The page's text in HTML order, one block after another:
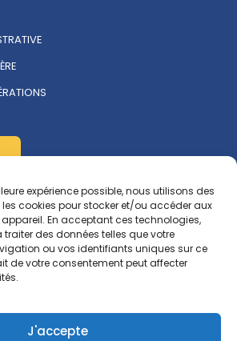
expérience possible, nous utilisons des
cookies pour stocker et/ou accéder aux
En acceptant ces technologies,
des données telles que votre
ou vos identifiants uniques sur ce
de votre consentement peut affecter
J'accepte